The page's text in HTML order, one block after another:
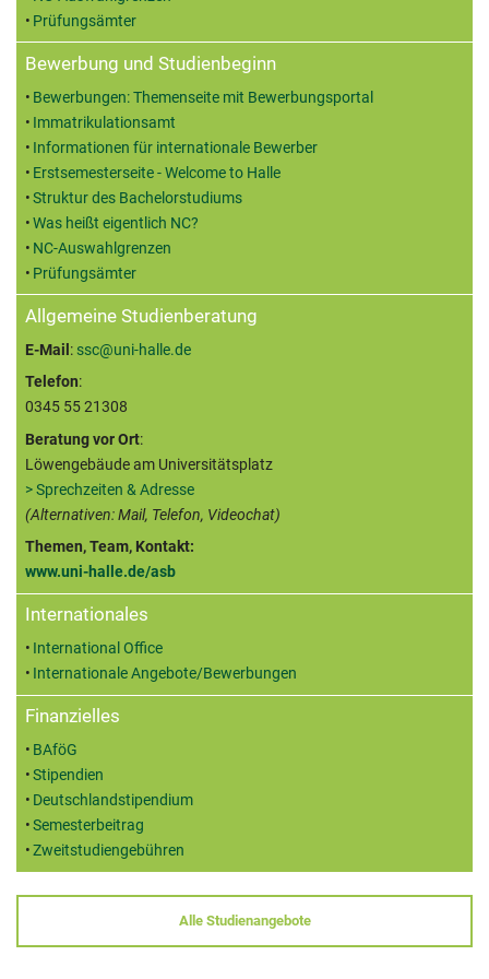
Prüfungsämter
Bewerbung und Studienbeginn
Bewerbungen: Themenseite mit Bewerbungsportal
Immatrikulationsamt
Informationen für internationale Bewerber
Erstsemesterseite - Welcome to Halle
Struktur des Bachelorstudiums
Was heißt eigentlich NC?
NC-Auswahlgrenzen
Prüfungsämter
Allgemeine Studienberatung
E-Mail : ssc@uni-halle.de
Telefon:
0345 55 21308
Beratung vor Ort:
Löwengebäude am Universitätsplatz
> Sprechzeiten & Adresse
(Alternativen: Mail, Telefon, Videochat)
Themen, Team, Kontakt:
www.uni-halle.de/asb
Internationales
International Office
Internationale Angebote/Bewerbungen
Finanzielles
BAföG
Stipendien
Deutschlandstipendium
Semesterbeitrag
Zweitstudiengebühren
Alle Studienangebote